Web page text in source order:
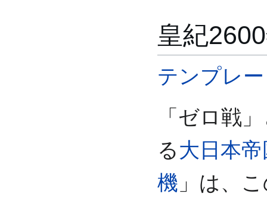
皇紀
テンプレ
「ゼロ戦
る大日本
機 」は、